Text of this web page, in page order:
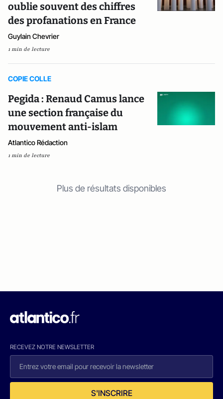
oublie souvent des chiffres
des profanations en France
Guylain Chevrier
1 min de lecture
COPIE COLLE
Pegida : Renaud Camus lance
une section française du
mouvement anti-islam
Atlantico Rédaction
1 min de lecture
Plus de résultats disponibles
RECEVEZ NOTRE NEWSLETTER
S'INSCRIRE